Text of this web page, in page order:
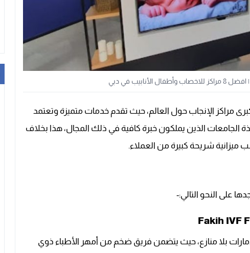
في دبي
مراكز الإنجاب حول العالم، حيث تقدم خدمات متميزة وتعتمد
الجامعات الذين يملكون خبرة كافية في ذلك المجال، هذا بخلاف
ميزانية شريحة كبيرة من العملاء.
على النحو التالي:-
بلا منازع، حيث يتضمن فريق ضخم من أمهر الأطباء ذوي